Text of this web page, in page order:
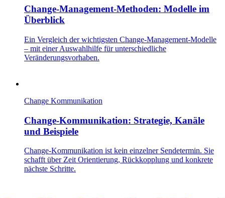
Change-Management-Methoden: Modelle im
Überblick
Ein Vergleich der wichtigsten Change-Management-Modelle
– mit einer Auswahlhilfe für unterschiedliche
Veränderungsvorhaben.
Change Kommunikation
Change-Kommunikation: Strategie, Kanäle
und Beispiele
Change-Kommunikation ist kein einzelner Sendetermin. Sie
schafft über Zeit Orientierung, Rückkopplung und konkrete
nächste Schritte.